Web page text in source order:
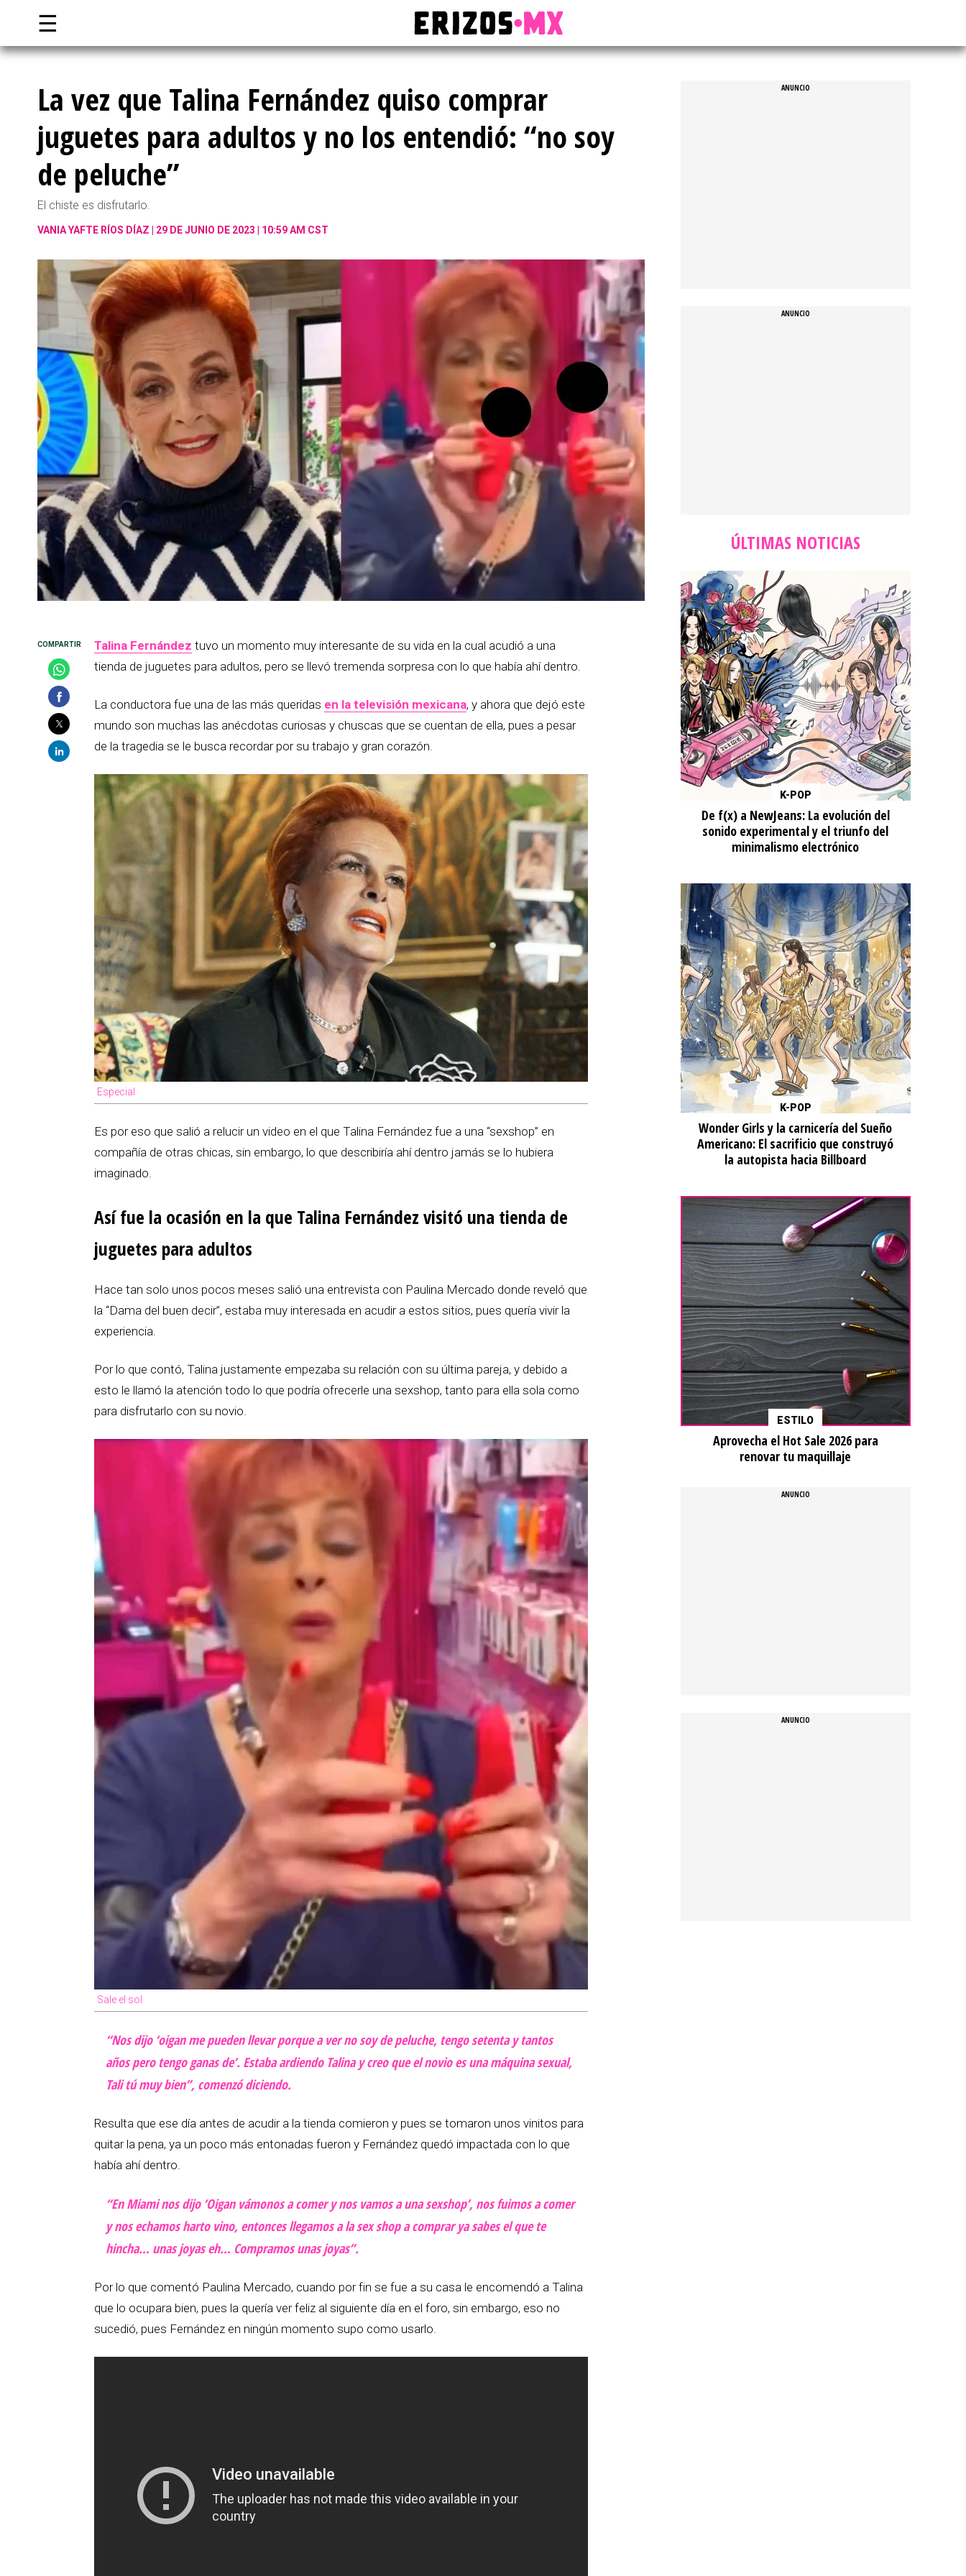
☰
La vez que Talina Fernández quiso comprar
juguetes para adultos y no los entendió: “no soy
de peluche”
El chiste es disfrutarlo.
VANIA YAFTE RÍOS DÍAZ 29 DE JUNIO DE 2023 | 10:59 AM CST
Talina Fernández tuvo un momento muy interesante de su vida en la cual acudió a una
tienda de juguetes para adultos, pero se llevó tremenda sorpresa con lo que había ahí dentro.
La conductora fue una de las más queridas en la televisión mexicana, y ahora que dejó este
mundo son muchas las anécdotas curiosas y chuscas que se cuentan de ella, pues a pesar
de la tragedia se le busca recordar por su trabajo y gran corazón.
Especial
Es por eso que salió a relucir un video en el que Talina Fernández fue a una “sexshop” en
compañía de otras chicas, sin embargo, lo que describiría ahí dentro jamás se lo hubiera
imaginado.
Así fue la ocasión en la que Talina Fernández visitó una tienda de
juguetes para adultos
Hace tan solo unos pocos meses salió una entrevista con Paulina Mercado donde reveló que
la “Dama del buen decir”, estaba muy interesada en acudir a estos sitios, pues quería vivir la
experiencia.
Por lo que contó, Talina justamente empezaba su relación con su última pareja, y debido a
esto le llamó la atención todo lo que podría ofrecerle una sexshop, tanto para ella sola como
para disfrutarlo con su novio.
Sale el sol
“Nos dijo ‘oigan me pueden llevar porque a ver no soy de peluche, tengo setenta y tantos
años pero tengo ganas de’. Estaba ardiendo Talina y creo que el novio es una máquina sexual,
Tali tú muy bien”, comenzó diciendo.
Resulta que ese día antes de acudir a la tienda comieron y pues se tomaron unos vinitos para
quitar la pena, ya un poco más entonadas fueron y Fernández quedó impactada con lo que
había ahí dentro.
“En Miami nos dijo ‘Oigan vámonos a comer y nos vamos a una sexshop’, nos fuimos a comer
y nos echamos harto vino, entonces llegamos a la sex shop a comprar ya sabes el que te
hincha… unas joyas eh… Compramos unas joyas”.
Por lo que comentó Paulina Mercado, cuando por fin se fue a su casa le encomendó a Talina
que lo ocupara bien, pues la quería ver feliz al siguiente día en el foro, sin embargo, eso no
sucedió, pues Fernández en ningún momento supo como usarlo.
ÚLTIMAS NOTICIAS
K-POP
De f(x) a NewJeans: La evolución del
sonido experimental y el triunfo del
minimalismo electrónico
K-POP
Wonder Girls y la carnicería del Sueño
Americano: El sacrificio que construyó
la autopista hacia Billboard
ESTILO
Aprovecha el Hot Sale 2026 para
renovar tu maquillaje